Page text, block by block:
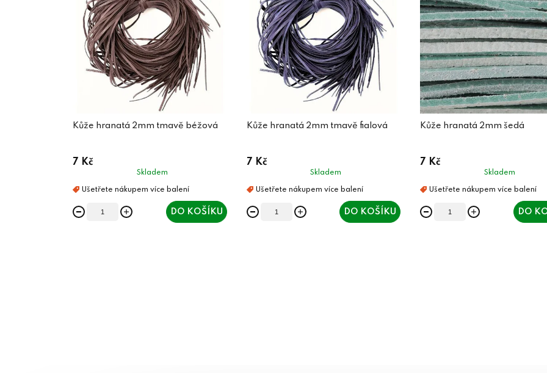
Kůže hranatá 2mm tmavě béžová
7 Kč
Skladem
DO KOŠÍKU
Kůže hranatá 2mm tmavě fialová
7 Kč
Skladem
DO KOŠÍKU
Kůže hranatá 2mm šedá
7 Kč
Skladem
DO